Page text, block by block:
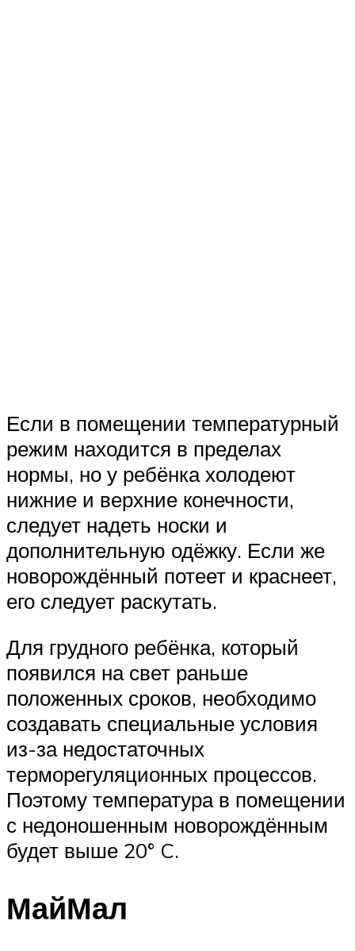
Если в помещении температурный
режим находится в пределах
нормы, но у ребёнка холодеют
нижние и верхние конечности,
следует надеть носки и
дополнительную одёжку. Если же
новорождённый потеет и краснеет,
его следует раскутать.
Для грудного ребёнка, который
появился на свет раньше
положенных сроков, необходимо
создавать специальные условия
из-за недостаточных
терморегуляционных процессов.
Поэтому температура в помещении
с недоношенным новорождённым
будет выше 20° C.
МайМал